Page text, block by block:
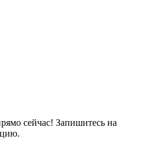
сейчас! Запишитесь на